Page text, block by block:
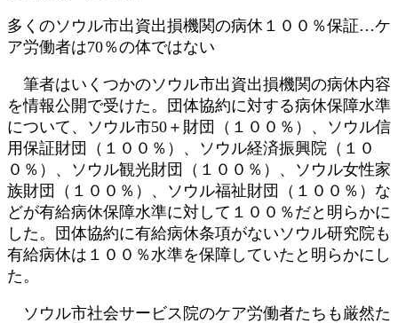
多くのソウル市出資出損機関の病休１００％保証…ケ
ア労働者は70％の体ではない
筆者はいくつかのソウル市出資出損機関の病休内容
を情報公開で受けた。団体協約に対する病休保障水準
について、ソウル市50＋財団（１００％）、ソウル信
用保証財団（１００％）、ソウル経済振興院（１０
０％）、ソウル観光財団（１００％）、ソウル女性家
族財団（１００％）、ソウル福祉財団（１００％）な
どが有給病休保障水準に対して１００％だと明らかに
した。団体協約に有給病休条項がないソウル研究院も
有給病休は１００％水準を保障していたと明らかにし
た。
ソウル市社会サービス院のケア労働者たちも厳然た